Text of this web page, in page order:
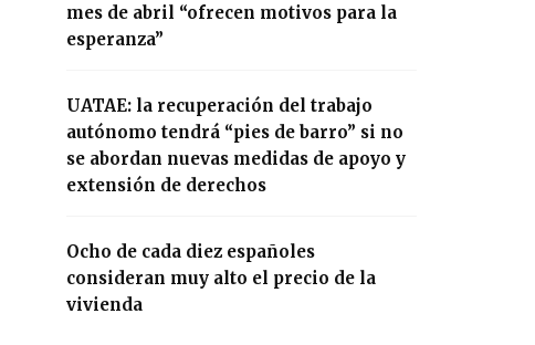
mes de abril “ofrecen motivos para la
esperanza”
UATAE: la recuperación del trabajo
autónomo tendrá “pies de barro” si no
se abordan nuevas medidas de apoyo y
extensión de derechos
Ocho de cada diez españoles
consideran muy alto el precio de la
vivienda